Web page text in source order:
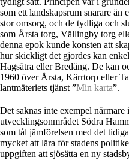
som ett landskapsrum snarare än
stor omsorg, och de tydliga och
som Årsta torg, Vällingby torg
denna epok kunde konsten att
hur skickligt det gjordes kan
Hagsätra eller Bredäng. De kan
1960 över Årsta, Kärrtorp eller
lantmäteriets tjänst ”Min karta”.
Det saknas inte exempel
utvecklingsonmrådet Södra
som tål jämförelsen med det
mycket att lära för stadens
uppgiften att sjösätta en ny